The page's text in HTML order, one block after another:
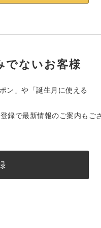
でないお客様
ン」や「誕生月に使える
録で最新情報のご案内もご